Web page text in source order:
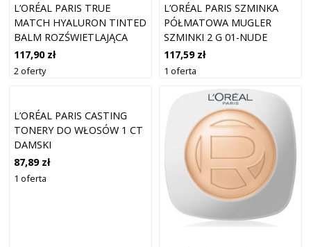
L’ORÉAL PARIS TRUE
MATCH HYALURON TINTED
BALM ROZŚWIETLAJĄCA
BAZA DO UJEDNOLICENIA
KOLORYTU SKÓRY ODCIEŃ
2 ROSY LIGHT 8 G
117,90 zł
2 oferty
L’ORÉAL PARIS SZMINKA
PÓŁMATOWA MUGLER
SZMINKI 2 G 01-NUDE
117,59 zł
1 oferta
L’ORÉAL PARIS CASTING
TONERY DO WŁOSÓW 1 CT
DAMSKI
87,89 zł
1 oferta